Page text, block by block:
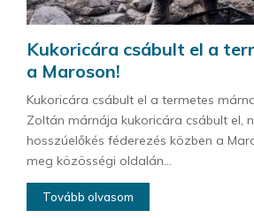
Kukoricára csábult el a
a Maroson!
Kukoricára csábult el a termetes
Zoltán márnája kukoricára csábult el,
hosszúelőkés féderezés közben a
meg közösségi oldalán...
Tovább olvasom